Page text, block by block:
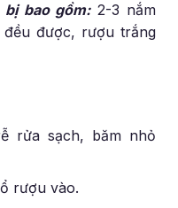
bị bao gồm:2-3 nắm
được, rượu trắng
rửa sạch, băm nhỏ
rượu vào.